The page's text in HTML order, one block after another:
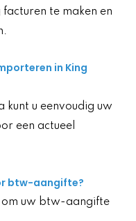
te maken en
in King
kunt u eenvoudig uw
een actueel
btw-aangifte?
om uw btw-aangifte